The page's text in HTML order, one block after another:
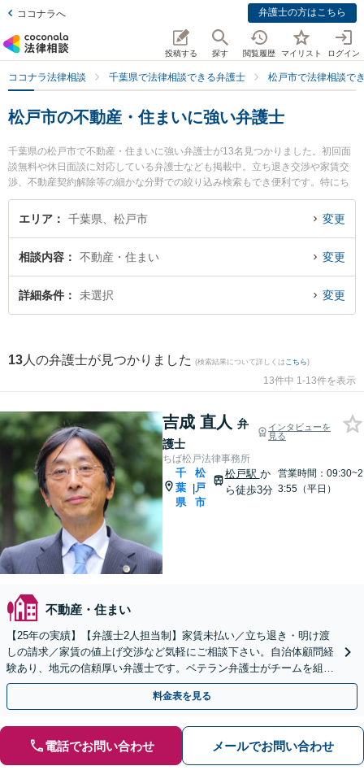
ココナラへ 弁護士の方はこちら
投稿する 探す 閲覧履歴 マイリスト ログイン
ココナラ法律相談 千葉県で法律相談できる弁護士 松戸市で法律相談で
松戸市の不動産・住まいに強い弁護士
千葉県の松戸市で不動産・住まいに強い弁護士が13名見つかりました。初回面
談無料や休日面談に対応している弁護士なども掲載中。立ち退き交渉や家賃交
渉、不動産契約解除等の細かな分野での絞り込み検索もでき便利です。特にち
ば松戸法律事務所の吉成 直人弁護士やときわ綜合法律事務所の吉田 要介弁護
士、ウイング法律事務所の小玉 大介弁護士のプロフィール情報や弁護士費用、
決の実績豊富な近くの弁護士を検索したい』『初回相談無料で不動産・住まい
を法律相談できる松戸市内の弁護士に相談予約したい』などでお困りの相談者
さんにおすすめです。
エリア 千葉県、松戸市 変更
相談内容 不動産・住まい 変更
詳細条件 未選択 変更
13 人の弁護士が見つかりました (検索結果について詳しくは こちら)
13件中 1-13件を表示
吉成 直人 弁
護士
インタビューを
見る
ちば松戸法律事務所
千
葉
県
|
松
戸
市
松戸駅 か
ら徒歩3分
営業時間：09:30~2
3:55（平日）
不動産・住まい
【25年の実績】【弁護士2人担当制】家賃未払い／立ち退き・明け渡
しの請求／家賃の値上げ交渉など気軽にご相談下さい。自治体顧問経
験あり、地元の信頼厚い弁護士です。ベテラン弁護士がチームを組ん
で問題解決します。
料金表を見る
電話でお問い合わせ メールでお問い合わせ